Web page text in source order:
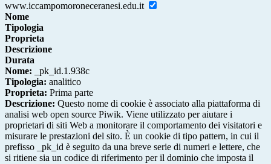
www.iccampomoroneceranesi.edu.it
Nome
Tipologia
Proprieta
Descrizione
Durata
Nome: _pk_id.1.938c
Tipologia: analitico
Proprieta: Prima parte
Descrizione: Questo nome di cookie è associato alla piattaforma di
analisi web open source Piwik. Viene utilizzato per aiutare i
proprietari di siti Web a monitorare il comportamento dei visitatori e
misurare le prestazioni del sito. È un cookie di tipo pattern, in cui il
prefisso _pk_id è seguito da una breve serie di numeri e lettere, che
si ritiene sia un codice di riferimento per il dominio che imposta il